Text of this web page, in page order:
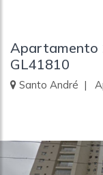
Apartamento
GL41810
Santo André |